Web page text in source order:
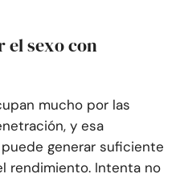
el sexo con
mucho por las
y esa
generar suficiente
rendimiento. Intenta no